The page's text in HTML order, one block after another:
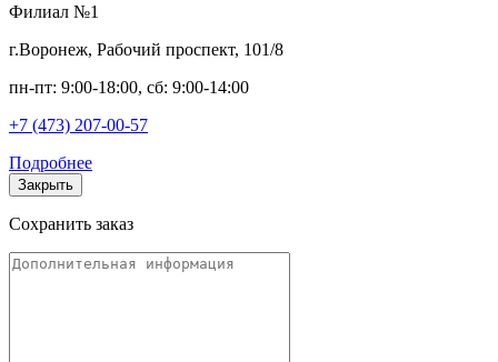
Филиал №1
г.Воронеж, Рабочий проспект, 101/8
пн-пт: 9:00-18:00, сб: 9:00-14:00
+7 (473) 207-00-57
Подробнее
Закрыть
Сохранить заказ